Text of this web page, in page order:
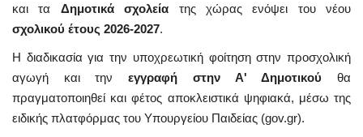
και τα Δημοτικά σχολεία της χώρας ενόψει του νέου
σχολικού έτους 2026-2027.
Η διαδικασία για την υποχρεωτική φοίτηση στην προσχολική
αγωγή και τηνεγγραφή στην Α' Δημοτικού θα
πραγματοποιηθεί και φέτος αποκλειστικά ψηφιακά, μέσω της
ειδικής πλατφόρμας του Υπουργείου Παιδείας (gov.gr).